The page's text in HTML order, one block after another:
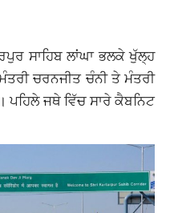
ਸਾਹਿਬ ਲਾਂਘਾ ਭਲਕੇ ਖੁੱਲ੍ਹ
ਚਰਨਜੀਤ ਚੰਨੀ ਤੇ ਮੰਤਰੀ
ਪਹਿਲੇ ਜਥੇ ਵਿੱਚ ਸਾਰੇ ਕੈਬਨਿਟ